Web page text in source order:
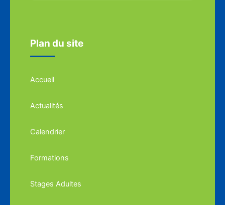
Plan du site
Accueil
Actualités
Calendrier
Formations
Stages Adultes